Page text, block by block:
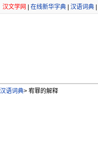
汉文学网 在线新华字典 汉语词典
汉语词典> 宥罪的解释